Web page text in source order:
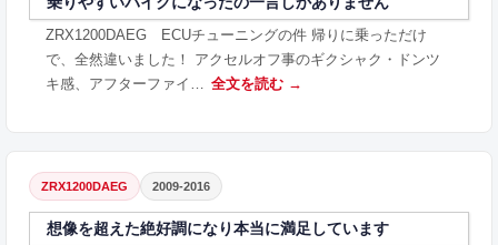
ZRX1200DAEG ECUチューニングの件 帰りに乗っただけ
で、全然違いました！ アクセルオフ事のギクシャク・ドンツ
キ感、アフターファイ…
全文を読む →
ZRX1200DAEG 2009-2016
想像を超えた絶好調になり本当に満足しています